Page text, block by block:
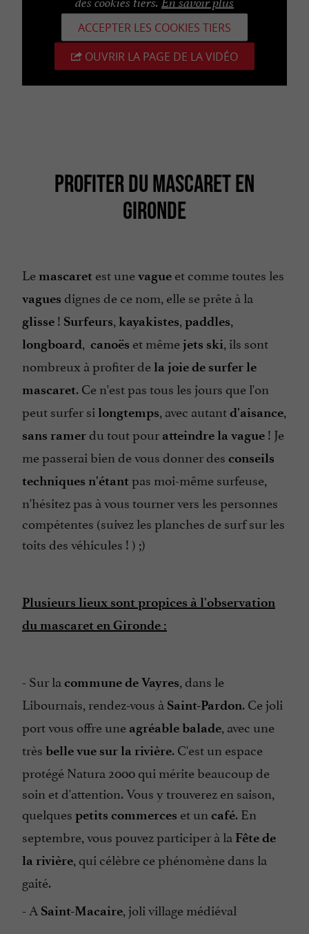
ACCEPTER LES COOKIES TIERS
OUVRIR LA PAGE DE LA VIDÉO
PROFITER DU MASCARET EN
GIRONDE
Le mascaret est unevague et comme toutes les
vagues dignes de ce nom, elle se prête à la
glisse ! Surfeurs kayakistes paddles
longboard canoës et mêmejets ski , ils sont
nombreux à profiter dela joie de surfer le
mascaret. Ce n'est pas tous les jours que l'on
peut surfer si longtemps , avec autantd'aisance
sans ramerdu tout pour atteindre la vague ! Je
me passerai bien de vous donner des conseils
techniques n'étant pas moi-même surfeuse,
n'hésitez pas à vous tourner vers les personnes
compétentes (suivez les planches de surf sur les
toits des véhicules ! ) ;)
Plusieurs lieux sont propices à l'observation
du mascaret en Gironde :
- Sur la commune de Vayres , dans le
Libournais, rendez-vous à Saint-Pardon. Ce joli
port vous offre une agréable balade , avec une
très belle vue sur la rivière. C'est un espace
protégé Natura 2000 qui mérite beaucoup de
soin et d'attention. Vous y trouverez en saison,
quelques petits commerces et un café. En
septembre, vous pouvez participer à la Fête de
la rivière , qui célèbre ce phénomène dans la
gaité.
- A Saint-Macaire , joli village médiéval